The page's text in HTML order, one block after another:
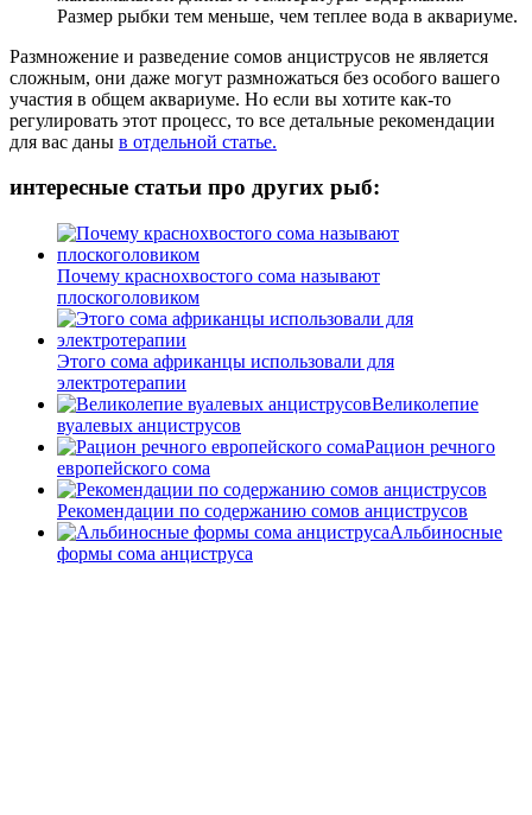
Размер рыбки тем меньше, чем теплее вода в аквариуме.
Размножение и разведение сомов анциструсов не является
сложным, они даже могут размножаться без особого вашего
участия в общем аквариуме. Но если вы хотите как-то
регулировать этот процесс, то все детальные рекомендации
для вас даны в отдельной статье.
интересные статьи про других рыб:
Почему краснохвостого сома называют
плоскоголовиком
Этого сома африканцы использовали для
электротерапии
Великолепие
вуалевых анциструсов
Рацион речного
европейского сома
Рекомендации по содержанию сомов анциструсов
Альбиносные
формы сома анциструса